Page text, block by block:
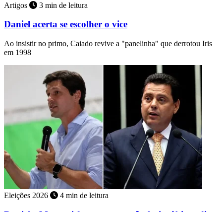
Artigos 3 min de leitura
Daniel acerta se escolher o vice
Ao insistir no primo, Caiado revive a "panelinha" que derrotou Iris
em 1998
Eleições 2026 4 min de leitura